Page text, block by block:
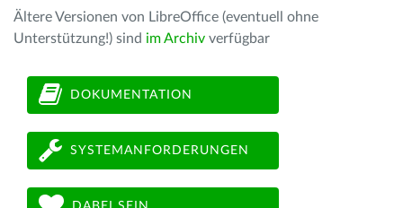
Ältere Versionen von LibreOffice (eventuell ohne
Unterstützung!) sind im Archiv verfügbar
DOKUMENTATION
SYSTEMANFORDERUNGEN